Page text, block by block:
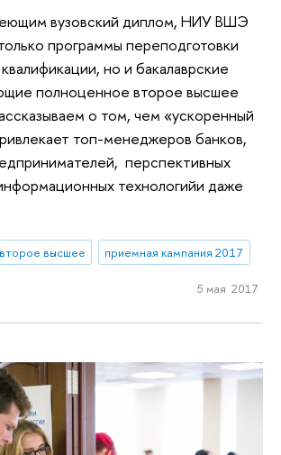
вузовский диплом, НИУ ВШЭ
программы переподготовки
но и бакалаврские
полноценное второе высшее
о том, чем «ускоренный
топ-менеджеров банков,
перспективных
технологийи даже
второе высшее приемная кампания 2017
5 мая 2017